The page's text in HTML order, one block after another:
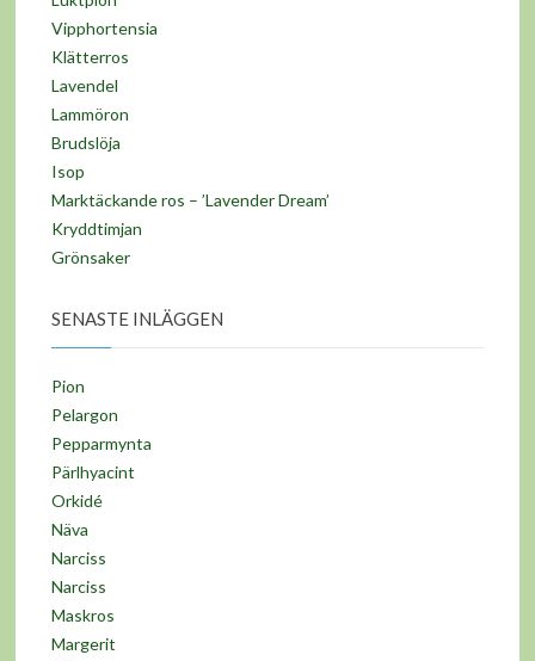
Vipphortensia
Klätterros
Lavendel
Lammöron
Brudslöja
Isop
Marktäckande ros – ’Lavender Dream’
Kryddtimjan
Grönsaker
SENASTE INLÄGGEN
Pion
Pelargon
Pepparmynta
Pärlhyacint
Orkidé
Näva
Narciss
Narciss
Maskros
Margerit